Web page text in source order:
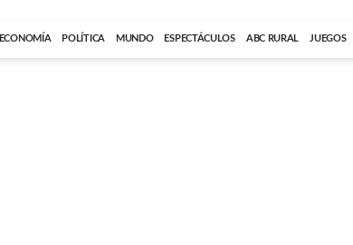
ECONOMÍA POLÍTICA MUNDO ESPECTÁCULOS ABC RURAL JUEGOS